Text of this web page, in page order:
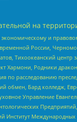
на
и
России,
Тихоокеанский
Хармони, Родники
по расследованию
обмен, Бард колледж,
Управление
Институт